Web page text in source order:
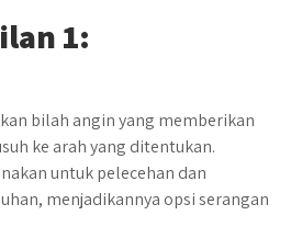
1:
bilah angin yang memberikan
ke arah yang ditentukan.
untuk pelecehan dan
menjadikannya opsi serangan